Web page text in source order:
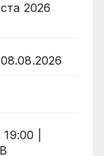
2026
|